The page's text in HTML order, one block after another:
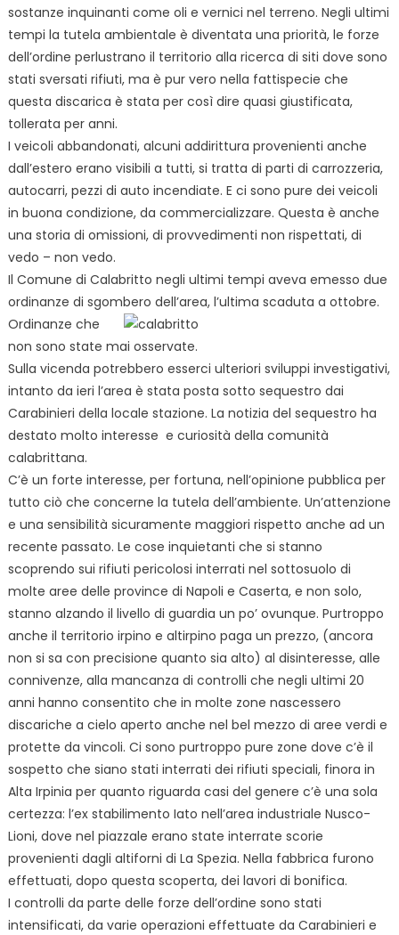
sostanze inquinanti come oli e vernici nel terreno. Negli ultimi
tempi la tutela ambientale è diventata una priorità, le forze
dell’ordine perlustrano il territorio alla ricerca di siti dove sono
stati sversati rifiuti, ma è pur vero nella fattispecie che
questa discarica è stata per così dire quasi giustificata,
tollerata per anni.
I veicoli abbandonati, alcuni addirittura provenienti anche
dall’estero erano visibili a tutti, si tratta di parti di carrozzeria,
autocarri, pezzi di auto incendiate. E ci sono pure dei veicoli
in buona condizione, da commercializzare. Questa è anche
una storia di omissioni, di provvedimenti non rispettati, di
vedo – non vedo.
Il Comune di Calabritto negli ultimi tempi aveva emesso due
ordinanze di sgombero dell’area, l’ultima scaduta a ottobre.
Ordinanze che
non sono state mai osservate.
Sulla vicenda potrebbero esserci ulteriori sviluppi investigativi,
intanto da ieri l’area è stata posta sotto sequestro dai
Carabinieri della locale stazione. La notizia del sequestro ha
destato molto interesse e curiosità della comunità
calabrittana.
C’è un forte interesse, per fortuna, nell’opinione pubblica per
tutto ciò che concerne la tutela dell’ambiente. Un’attenzione
e una sensibilità sicuramente maggiori rispetto anche ad un
recente passato. Le cose inquietanti che si stanno
scoprendo sui rifiuti pericolosi interrati nel sottosuolo di
molte aree delle province di Napoli e Caserta, e non solo,
stanno alzando il livello di guardia un po’ ovunque. Purtroppo
anche il territorio irpino e altirpino paga un prezzo, (ancora
non si sa con precisione quanto sia alto) al disinteresse, alle
connivenze, alla mancanza di controlli che negli ultimi 20
anni hanno consentito che in molte zone nascessero
discariche a cielo aperto anche nel bel mezzo di aree verdi e
protette da vincoli. Ci sono purtroppo pure zone dove c’è il
sospetto che siano stati interrati dei rifiuti speciali, finora in
Alta Irpinia per quanto riguarda casi del genere c’è una sola
certezza: l’ex stabilimento Iato nell’area industriale Nusco-
Lioni, dove nel piazzale erano state interrate scorie
provenienti dagli altiforni di La Spezia. Nella fabbrica furono
effettuati, dopo questa scoperta, dei lavori di bonifica.
I controlli da parte delle forze dell’ordine sono stati
intensificati, da varie operazioni effettuate da Carabinieri e